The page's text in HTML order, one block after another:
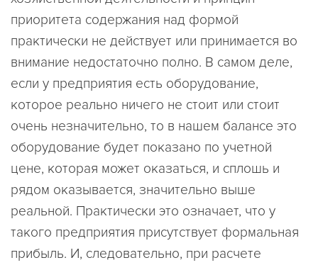
приоритета содержания над формой
практически не действует или принимается во
внимание недостаточно полно. В самом деле,
если у предприятия есть оборудование,
которое реально ничего не стоит или стоит
очень незначительно, то в нашем балансе это
оборудование будет показано по учетной
цене, которая может оказаться, и сплошь и
рядом оказывается, значительно выше
реальной. Практически это означает, что у
такого предприятия присутствует формальная
прибыль. И, следовательно, при расчете